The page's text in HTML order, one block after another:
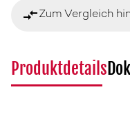
compare_arrowsZum Vergleich
Produktdetails